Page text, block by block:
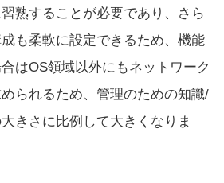
熟することが必要であり、さら
も柔軟に設定できるため、機能
はOS領域以外にもネットワーク
られるため、管理のための知識/
きさに比例して大きくなりま